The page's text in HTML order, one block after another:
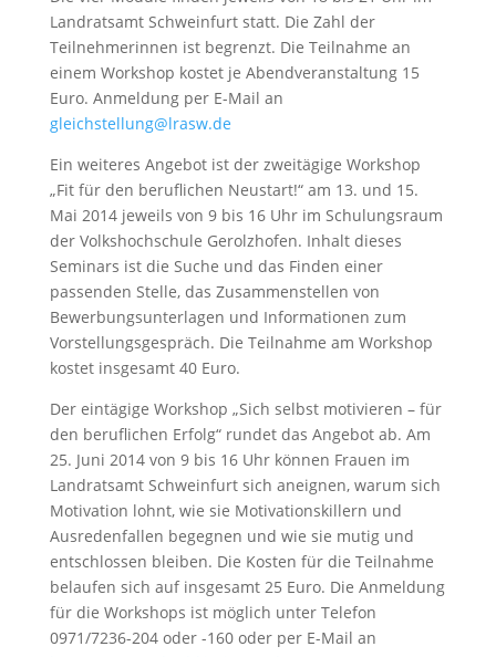
Landratsamt Schweinfurt statt. Die Zahl der
Teilnehmerinnen ist begrenzt. Die Teilnahme an
einem Workshop kostet je Abendveranstaltung 15
Euro. Anmeldung per E-Mail an
gleichstellung@lrasw.de
Ein weiteres Angebot ist der zweitägige Workshop
„Fit für den beruflichen Neustart!“ am 13. und 15.
Mai 2014 jeweils von 9 bis 16 Uhr im Schulungsraum
der Volkshochschule Gerolzhofen. Inhalt dieses
Seminars ist die Suche und das Finden einer
passenden Stelle, das Zusammenstellen von
Bewerbungsunterlagen und Informationen zum
Vorstellungsgespräch. Die Teilnahme am Workshop
kostet insgesamt 40 Euro.
Der eintägige Workshop „Sich selbst motivieren – für
den beruflichen Erfolg“ rundet das Angebot ab. Am
25. Juni 2014 von 9 bis 16 Uhr können Frauen im
Landratsamt Schweinfurt sich aneignen, warum sich
Motivation lohnt, wie sie Motivationskillern und
Ausredenfallen begegnen und wie sie mutig und
entschlossen bleiben. Die Kosten für die Teilnahme
belaufen sich auf insgesamt 25 Euro. Die Anmeldung
für die Workshops ist möglich unter Telefon
0971/7236-204 oder -160 oder per E-Mail an